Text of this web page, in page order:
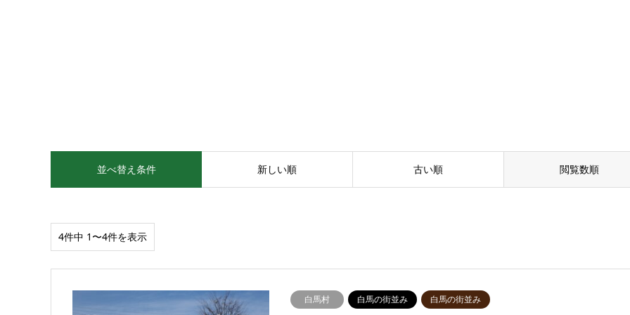
並べ替え条件 新しい順 古い順 閲覧数順
4件中 1〜4件を表示
白馬村 白馬の街並み 白馬の街並み